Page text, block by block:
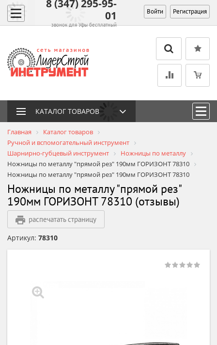
8 (347) 295-95-
01
звонок для Уфы бесплатный
Войти Регистрация
КАТАЛОГ ТОВАРОВ
Главная
Каталог товаров
Ручной и вспомогательный инструмент
Шарнирно-губцевый инструмент
Ножницы по металлу
Ножницы по металлу "прямой рез" 190мм ГОРИЗОНТ 78310
Ножницы по металлу "прямой рез" 190мм ГОРИЗОНТ 78310
Ножницы по металлу "прямой рез"
190мм ГОРИЗОНТ 78310 (отзывы)
распечатать страницу
Артикул: 78310